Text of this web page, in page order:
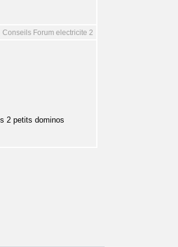
Conseils Forum electricite 2
2 petits dominos